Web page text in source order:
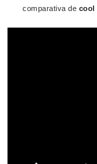
comparativa de cool